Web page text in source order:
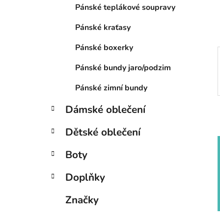
Pánské teplákové soupravy
Pánské kraťasy
Pánské boxerky
Pánské bundy jaro/podzim
Pánské zimní bundy
Dámské oblečení
Dětské oblečení
Boty
Doplňky
Značky